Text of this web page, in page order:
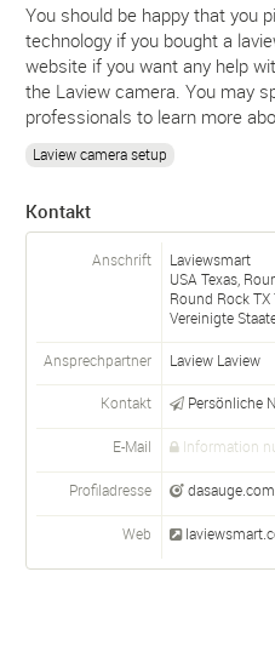
You should be happy that you
technology if you bought a
website if you want any help
the Laview camera. You may
professionals to learn more
Laview camera setup
Kontakt
Anschrift
Laviewsmart
USA Texas,
Round RockTX
Vereinigte
Ansprechpartner Laview Laview
Kontakt Persönliche
E-Mail Information
Profiladresse
Web